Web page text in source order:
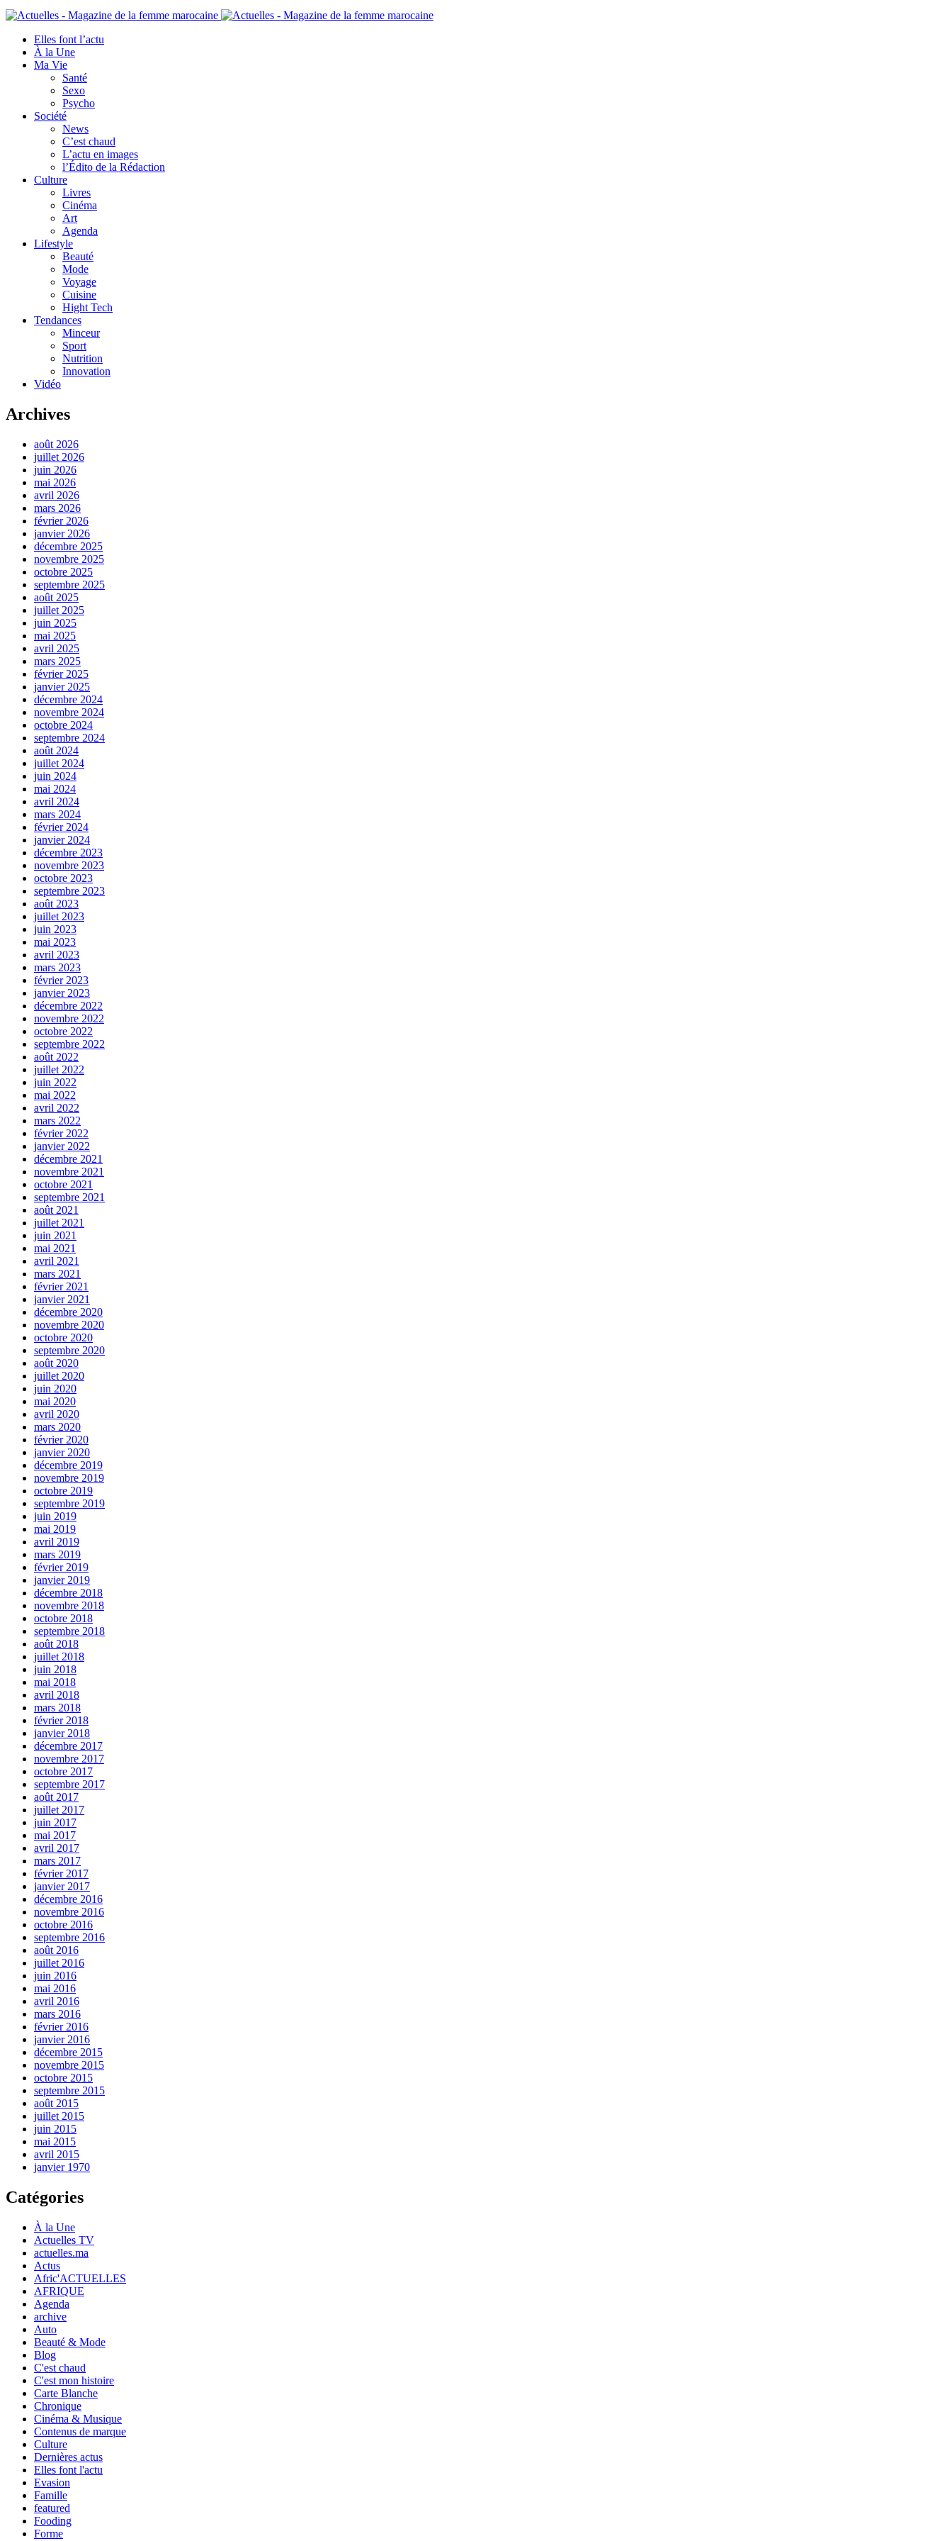
Elles font l’actu
À la Une
Ma Vie
Santé
Sexo
Psycho
Société
News
C’est chaud
L’actu en images
l’Édito de la Rédaction
Culture
Livres
Cinéma
Art
Agenda
Lifestyle
Beauté
Mode
Voyage
Cuisine
Hight Tech
Tendances
Minceur
Sport
Nutrition
Innovation
Vidéo
Archives
août 2026
juillet 2026
juin 2026
mai 2026
avril 2026
mars 2026
février 2026
janvier 2026
décembre 2025
novembre 2025
octobre 2025
septembre 2025
août 2025
juillet 2025
juin 2025
mai 2025
avril 2025
mars 2025
février 2025
janvier 2025
décembre 2024
novembre 2024
octobre 2024
septembre 2024
août 2024
juillet 2024
juin 2024
mai 2024
avril 2024
mars 2024
février 2024
janvier 2024
décembre 2023
novembre 2023
octobre 2023
septembre 2023
août 2023
juillet 2023
juin 2023
mai 2023
avril 2023
mars 2023
février 2023
janvier 2023
décembre 2022
novembre 2022
octobre 2022
septembre 2022
août 2022
juillet 2022
juin 2022
mai 2022
avril 2022
mars 2022
février 2022
janvier 2022
décembre 2021
novembre 2021
octobre 2021
septembre 2021
août 2021
juillet 2021
juin 2021
mai 2021
avril 2021
mars 2021
février 2021
janvier 2021
décembre 2020
novembre 2020
octobre 2020
septembre 2020
août 2020
juillet 2020
juin 2020
mai 2020
avril 2020
mars 2020
février 2020
janvier 2020
décembre 2019
novembre 2019
octobre 2019
septembre 2019
juin 2019
mai 2019
avril 2019
mars 2019
février 2019
janvier 2019
décembre 2018
novembre 2018
octobre 2018
septembre 2018
août 2018
juillet 2018
juin 2018
mai 2018
avril 2018
mars 2018
février 2018
janvier 2018
décembre 2017
novembre 2017
octobre 2017
septembre 2017
août 2017
juillet 2017
juin 2017
mai 2017
avril 2017
mars 2017
février 2017
janvier 2017
décembre 2016
novembre 2016
octobre 2016
septembre 2016
août 2016
juillet 2016
juin 2016
mai 2016
avril 2016
mars 2016
février 2016
janvier 2016
décembre 2015
novembre 2015
octobre 2015
septembre 2015
août 2015
juillet 2015
juin 2015
mai 2015
avril 2015
janvier 1970
Catégories
À la Une
Actuelles TV
actuelles.ma
Actus
Afric'ACTUELLES
AFRIQUE
Agenda
archive
Auto
Beauté & Mode
Blog
C'est chaud
C'est mon histoire
Carte Blanche
Chronique
Cinéma & Musique
Contenus de marque
Culture
Dernières actus
Elles font l'actu
Evasion
Famille
featured
Fooding
Forme